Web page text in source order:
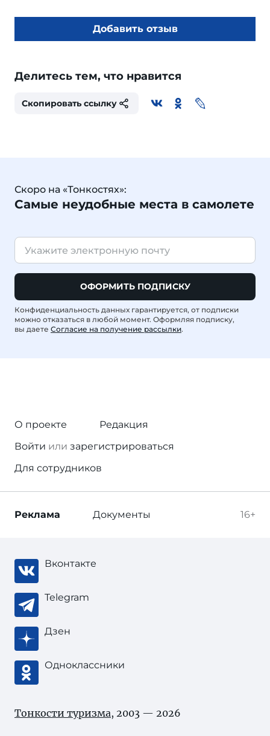
Добавить отзыв
Делитесь тем, что нравится
Скопировать ссылку
Скоро на «Тонкостях»:
Самые неудобные места в самолете
ОФОРМИТЬ ПОДПИСКУ
Конфиденциальность данных гарантируется, от подписки
можно отказаться в любой момент. Оформляя подписку,
вы даете Согласие на получение рассылки.
О проекте
Редакция
Войти или зарегистрироваться
Для сотрудников
16+
Реклама Документы
Вконтакте
Telegram
Дзен
Одноклассники
Тонкости туризма, 2003 — 2026